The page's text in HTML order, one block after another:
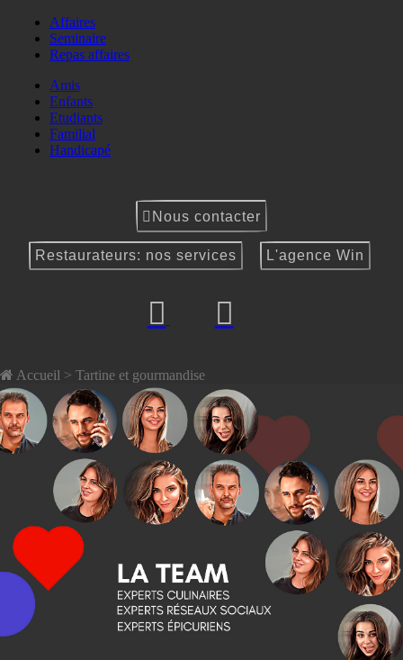
Affaires
Seminaire
Repas affaires
Amis
Enfants
Etudiants
Familial
Handicapé
Nous contacter
Restaurateurs: nos services L'agence Win
Accueil > Tartine et gourmandise